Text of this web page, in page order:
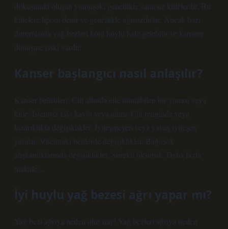
dokusunda oluşan yumuşak, genellikle zararsız kitlelerdir. Bu
kitlelere lipom denir ve genellikle ağrısızdırlar. Ancak bazı
durumlarda yağ bezleri kötü huylu hale gelebilir ve kansere
dönüşme riski vardır.
Kanser başlangıcı nasıl anlaşılır?
Kanser belirtileri: Cilt altında elle tutulabilen bir yumru veya
kitle. İstemsiz kilo kaybı veya alımı. Cilt renginde veya
kızarıklıkta değişiklikler. İyileşmeyen veya yavaş iyileşen
yaralar. Vücuttaki benlerde değişiklikler. Bağırsak
alışkanlıklarında değişiklikler. Sürekli öksürük. Daha fazla
makale…
İyi huylu yağ bezesi ağrı yapar mı?
Yağ bezi ağrıya neden olur mu? Yağ bezleri ağrıya neden